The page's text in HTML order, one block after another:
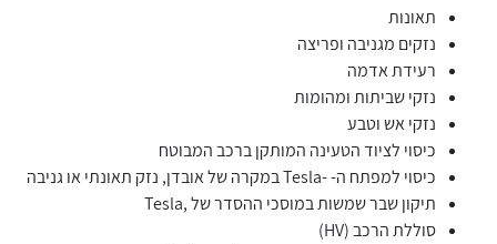
תאונות
נזקים מגניבה ופריצה
רעידת אדמה
נזקי שביתות ומהומות
נזקי אש וטבע
כיסוי לציוד הטעינה המותקן ברכב המבוטח
כיסוי למפתח ה- -Tesla במקרה של אובדן, נזק תאונתי או גניבה
תיקון שבר שמשות במוסכי ההסדר של ,Tesla
סוללת הרכב (HV)